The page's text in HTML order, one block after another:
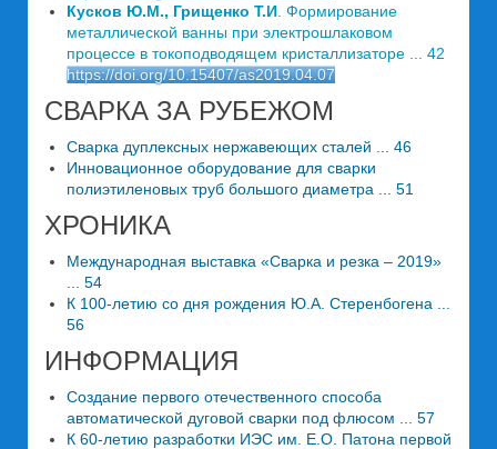
Кусков Ю.М., Грищенко Т.И . Формирование
металлической ванны при электрошлаковом
процессе в токоподводящем кристаллизаторе ... 42
https://doi.org/10.15407/as2019.04.07
СВАРКА ЗА РУБЕЖОМ
Сварка дуплексных нержавеющих сталей ... 46
Инновационное оборудование для сварки
полиэтиленовых труб большого диаметра ... 51
ХРОНИКА
Международная выставка «Сварка и резка – 2019»
... 54
К 100-летию со дня рождения Ю.А. Стеренбогена ...
56
ИНФОРМАЦИЯ
Создание первого отечественного способа
автоматической дуговой сварки под флюсом ... 57
К 60-летию разработки ИЭС им. Е.О. Патона первой